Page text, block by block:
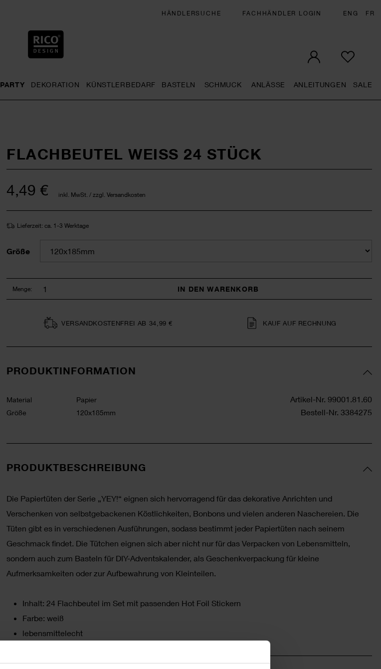
HÄNDLERSUCHE FACHHÄNDLER LOGIN ENG FR
PARTY DEKORATION KÜNSTLERBEDARF BASTELN SCHMUCK ANLÄSSE ANLEITUNGEN SALE
FLACHBEUTEL WEISS 24 STÜCK
4,49 € inkl. MwSt. / zzgl. Versandkosten
Lieferzeit: ca. 1-3 Werktage
Größe
Menge: IN DEN WARENKORB
VERSAND­KOSTEN­FREI AB 34,99 € KAUF AUF RECHNUNG
PRODUKTINFORMATION
Material
Papier
Größe
120x185mm
Artikel-Nr. 99001.81.60
Bestell-Nr. 3384275
PRODUKTBESCHREIBUNG
Die Papiertüten der Serie „YEY!“ eignen sich hervorragend für das dekorative Anrichten und
Verschenken von selbstgebackenen Köstlichkeiten, Bonbons und vielen anderen Naschereien. Die
Tüten gibt es in verschiedenen Ausführungen, sodass bestimmt jeder Papiertüten nach seinem
Geschmack findet. Die Tütchen eignen sich aber nicht nur für das Verpacken von Lebensmitteln,
sondern auch zum Basteln für DIY-Adventskalender, als Geschenkverpackung für kleine
Aufmerksamkeiten oder zur Aufbewahrung von Kleinteilen.
Inhalt: 24 Flachbeutel im Set mit passenden Hot Foil Stickern
Farbe: weiß
lebensmittelecht